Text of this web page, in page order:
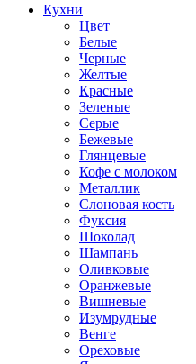
Кухни
Цвет
Белые
Черные
Желтые
Красные
Зеленые
Серые
Бежевые
Глянцевые
Кофе с молоком
Металлик
Слоновая кость
Фуксия
Шоколад
Шампань
Оливковые
Оранжевые
Вишневые
Изумрудные
Венге
Ореховые